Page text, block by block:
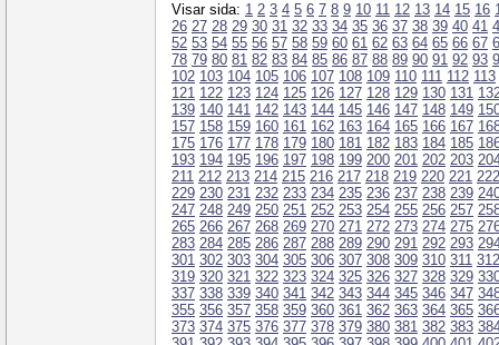
Visar sida: 1 2 3 4 5 6 7 8 9 10 11 12 13 14 15 16
26 27 28 29 30 31 32 33 34 35 36 37 38 39 40 41
52 53 54 55 56 57 58 59 60 61 62 63 64 65 66 67
78 79 80 81 82 83 84 85 86 87 88 89 90 91 92 93
102 103 104 105 106 107 108 109 110 111 112 113
121 122 123 124 125 126 127 128 129 130 131
139 140 141 142 143 144 145 146 147 148 149
157 158 159 160 161 162 163 164 165 166 167
175 176 177 178 179 180 181 182 183 184 185
193 194 195 196 197 198 199 200 201 202 203
211 212 213 214 215 216 217 218 219 220 221 222
229 230 231 232 233 234 235 236 237 238 239
247 248 249 250 251 252 253 254 255 256 257
265 266 267 268 269 270 271 272 273 274 275
283 284 285 286 287 288 289 290 291 292 293
301 302 303 304 305 306 307 308 309 310 311 312
319 320 321 322 323 324 325 326 327 328 329
337 338 339 340 341 342 343 344 345 346 347
355 356 357 358 359 360 361 362 363 364 365
373 374 375 376 377 378 379 380 381 382 383